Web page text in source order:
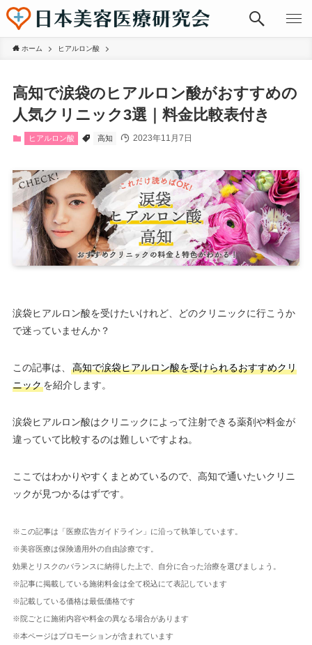
ホーム ヒアルロン酸
高知で涙袋のヒアルロン酸がおすすめの
人気クリニック3選｜料金比較表付き
ヒアルロン酸 高知 2023年11月7日
涙袋ヒアルロン酸を受けたいけれど、どのクリニックに行こうか
で迷っていませんか？
この記事は、
高知で涙袋ヒアルロン酸を受けられるおすすめクリ
ニックを紹介します。
涙袋ヒアルロン酸はクリニックによって注射できる薬剤や料金が
違っていて比較するのは難しいですよね。
ここではわかりやすくまとめているので、高知で通いたいクリニ
ックが見つかるはずです。
※この記事は「医療広告ガイドライン」に沿って執筆しています。
※美容医療は保険適用外の自由診療です。
効果とリスクのバランスに納得した上で、自分に合った治療を選びましょう。
※記事に掲載している施術料金は全て税込にて表記しています
※記載している価格は最低価格です
※院ごとに施術内容や料金の異なる場合があります
※本ページはプロモーションが含まれています